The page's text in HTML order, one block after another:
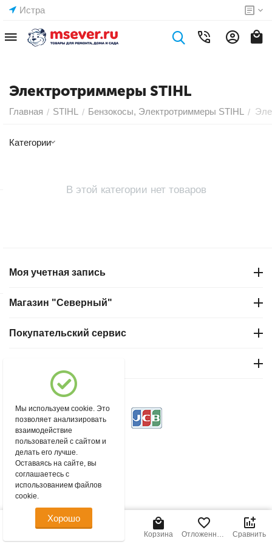
Истра
Электротриммеры STIHL
Главная / STIHL / Бензокосы, Электротриммеры STIHL /
Категории
В этой категории нет товаров
Моя учетная запись
Магазин "Северный"
Покупательский сервис
© 2004 - 2026 msever.ru.
Корзина
Отложенные
Сравнить
Мы используем cookie. Это
позволяет анализировать
взаимодействие
пользователей с сайтом и
делать его лучше.
Оставаясь на сайте, вы
соглашаетесь с
использованием файлов
cookie.
Хорошо